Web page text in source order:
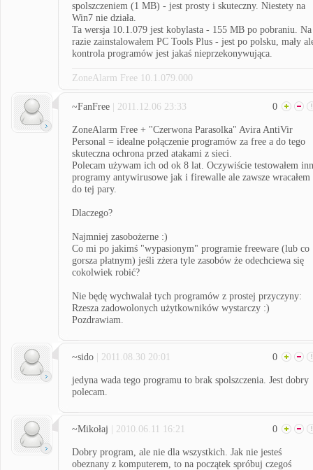
spolszczeniem (1 MB) - jest prosty i skuteczny. Niestety na
Win7 nie działa.
Ta wersja 10.1.079 jest kobylasta - 155 MB po pobraniu. Na
razie zainstalowałem PC Tools Plus - jest po polsku, mały
kontrola programów jest jakaś nieprzekonywująca.
ZoneAlarm Free 10.1.079.000
~FanFree | 2011.12.06 23:33 0
ZoneAlarm Free + "Czerwona Parasolka" Avira AntiVir
Personal = idealne połączenie programów za free a do tego
skuteczna ochrona przed atakami z sieci.
Polecam używam ich od ok 8 lat. Oczywiście testowałem
programy antywirusowe jak i firewalle ale zawsze wracałem
do tej pary.
Dlaczego?
Najmniej zasobożerne :)
Co mi po jakimś "wypasionym" programie freeware (lub co
gorsza płatnym) jeśli zżera tyle zasobów że odechciewa się
cokolwiek robić?
Nie będę wychwalał tych programów z prostej przyczyny:
Rzesza zadowolonych użytkowników wystarczy :)
Pozdrawiam.
~sido | 2011.08.30 20:01 0
jedyna wada tego programu to brak spolszczenia. Jest dobry
polecam.
~Mikołaj | 2010.06.11 16:21 0
Dobry program, ale nie dla wszystkich. Jak nie jesteś
obeznany z komputerem, to na początek spróbuj czegoś